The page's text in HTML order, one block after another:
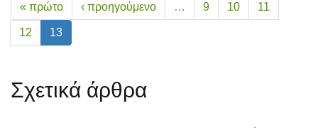
« πρώτο ‹ προηγούμενο … 9 10 11
12 13
Σχετικά άρθρα